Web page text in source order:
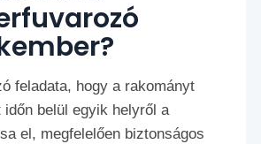
feladata, hogy a rakományt
időn belül egyik helyről a
el, megfelelően biztonságos